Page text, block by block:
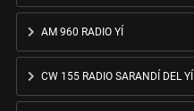
AM 960 RADIO YÍ
CW 155 RADIO SARANDÍ DEL YÍ